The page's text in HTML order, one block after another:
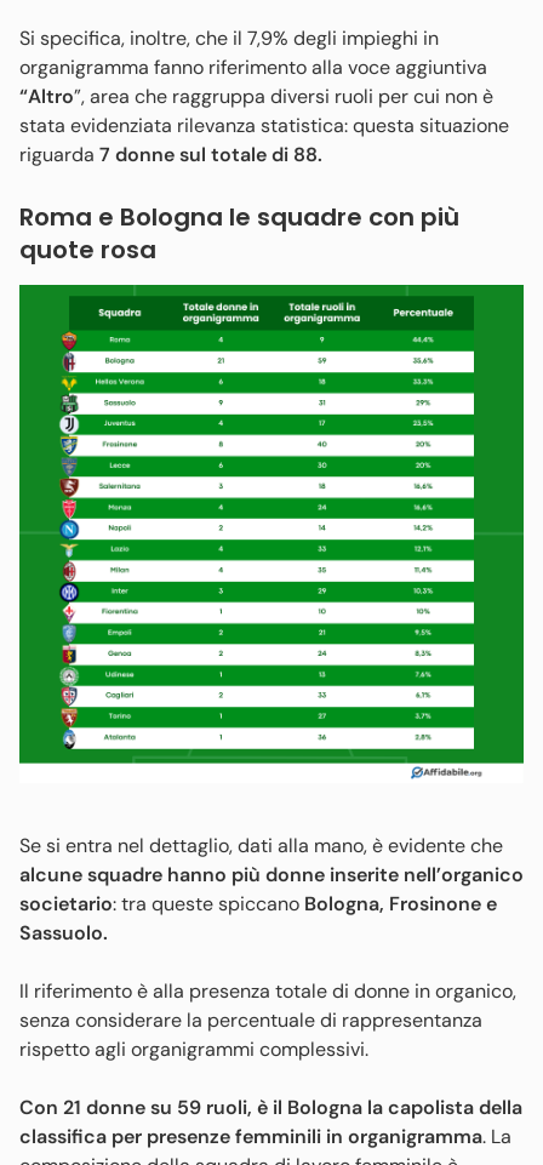
Si specifica, inoltre, che il 7,9% degli impieghi in
organigramma fanno riferimento alla voce aggiuntiva
“Altro”, area che raggruppa diversi ruoli per cui non è
stata evidenziata rilevanza statistica: questa situazione
riguarda 7 donne sul totale di 88.
Roma e Bologna le squadre con più
quote rosa
Se si entra nel dettaglio, dati alla mano, è evidente che
alcune squadre hanno più donne inserite nell’organico
societario: tra queste spiccano Bologna, Frosinone e
Sassuolo.
Il riferimento è alla presenza totale di donne in organico,
senza considerare la percentuale di rappresentanza
rispetto agli organigrammi complessivi.
Con 21 donne su 59 ruoli, è il Bologna la capolista della
classifica per presenze femminili in organigramma. La